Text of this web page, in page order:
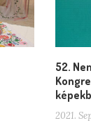
52.
2021.